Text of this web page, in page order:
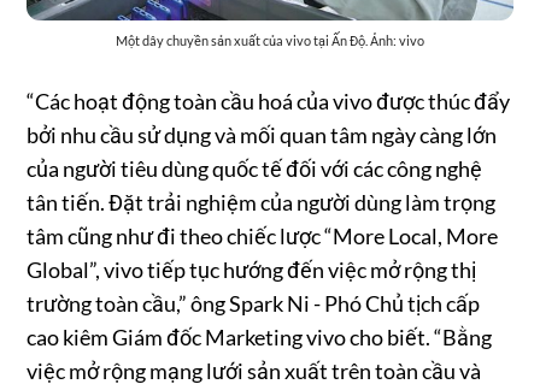
Một dây chuyền sản xuất của vivo tại Ấn Độ. Ảnh: vivo
“Các hoạt động toàn cầu hoá của vivo được thúc đẩy
bởi nhu cầu sử dụng và mối quan tâm ngày càng lớn
của người tiêu dùng quốc tế đối với các công nghệ
tân tiến. Đặt trải nghiệm của người dùng làm trọng
tâm cũng như đi theo chiếc lược “More Local, More
Global”, vivo tiếp tục hướng đến việc mở rộng thị
trường toàn cầu,” ông Spark Ni - Phó Chủ tịch cấp
cao kiêm Giám đốc Marketing vivo cho biết. “Bằng
việc mở rộng mạng lưới sản xuất trên toàn cầu và